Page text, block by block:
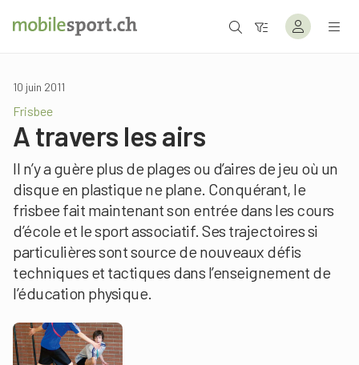
10 juin 2011
Frisbee
A travers les airs
Il n’y a guère plus de plages ou d’aires de jeu où un
disque en plastique ne plane. Conquérant, le
frisbee fait maintenant son entrée dans les cours
d’école et le sport associatif. Ses trajectoires si
particulières sont source de nouveaux défis
techniques et tactiques dans l’enseignement de
l’éducation physique.